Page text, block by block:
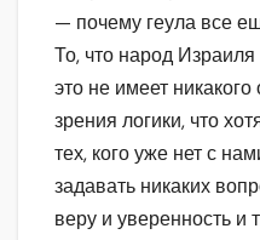
— почему геула все
То, что народ
это не имеет
зрения логики, что
тех, кого уже нет с
задавать никаких
веру и уверенность и